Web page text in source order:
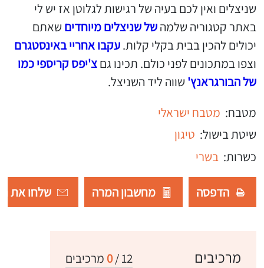
שניצלים ואין לכם בעיה של רגישות לגלוטן אז יש לי
באתר קטגוריה שלמהשל שניצלים מיוחדים שאתם
יכולים להכין בבית בקלי קלות.עקבו אחריי באינסטגרם
וצפו במתכונים לפני כולם. תכינו גםצ'יפס קריספי כמו
של הבורגראנץ' שווה ליד השניצל.
מטבח: מטבח ישראלי
שיטת בישול: טיגון
כשרות: בשרי
הדפסה מחשבון המרה שלחו את
12
/
0 מרכיבים מרכיבים